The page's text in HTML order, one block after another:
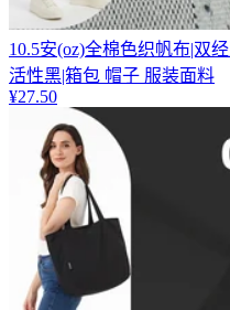
10.5安(oz)全棉色织帆布|双
活性黑|箱包 帽子 服装面料
¥27.50